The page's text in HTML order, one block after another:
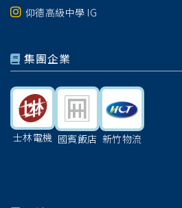
仰德高級中學 IG
集團企業
士林電機 國賓飯店 新竹物流